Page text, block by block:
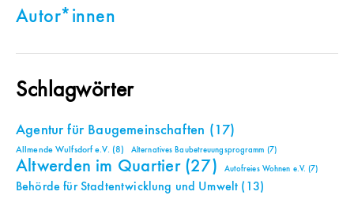
Autor*innen
Schlagwörter
Agentur für Baugemeinschaften (17)
Allmende Wulfsdorf e.V. (8) Alternatives Baubetreuungsprogramm (7)
Altwerden im Quartier(27) Autofreies Wohnen e.V. (7)
Behörde für Stadtentwicklung und Umwelt (13)